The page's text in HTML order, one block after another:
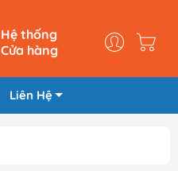
Hệ thống
Cửa hàng
Liên Hệ